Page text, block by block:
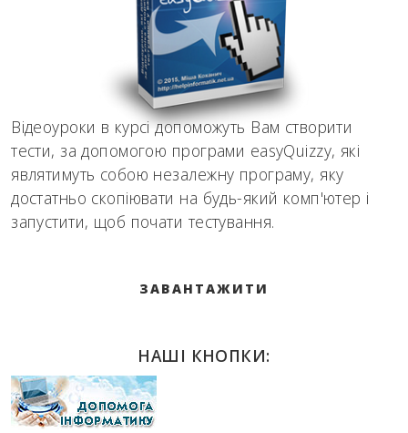
Відеоуроки в курсі допоможуть Вам створити
тести, за допомогою програми easyQuizzy, які
являтимуть собою незалежну програму, яку
достатньо скопіювати на будь-який комп'ютер і
запустити, щоб почати тестування.
ЗАВАНТАЖИТИ
НАШІ КНОПКИ: